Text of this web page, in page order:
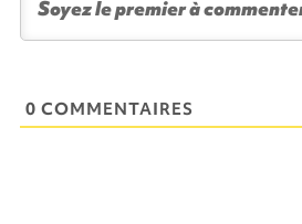
0 COMMENTAIRES